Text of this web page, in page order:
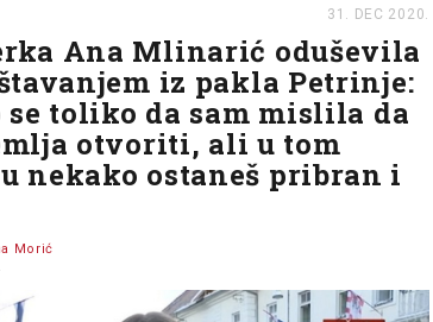
31. DEC 2020.
Ana Mlinarić oduševila
iz pakla Petrinje:
toliko da sam mislila da
otvoriti, ali u tom
nekako ostaneš pribran i
Morić